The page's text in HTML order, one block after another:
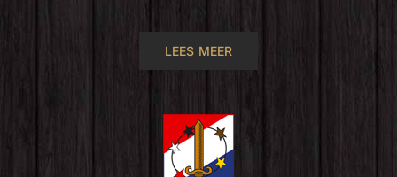
LEES MEER